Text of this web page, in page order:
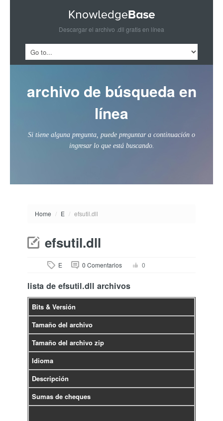
Descargar el archivo .dll gratis en línea
archivo de búsqueda en
línea
Si tiene alguna pregunta, puede preguntar a continuación o
ingresar lo que está buscando.
Home / E / efsutil.dll
efsutil.dll
E 0 Comentarios 0
lista de efsutil.dll archivos
Bits & Versión
Tamaño del archivo
Tamaño del archivo zip
Idioma
Descripción
Sumas de cheques